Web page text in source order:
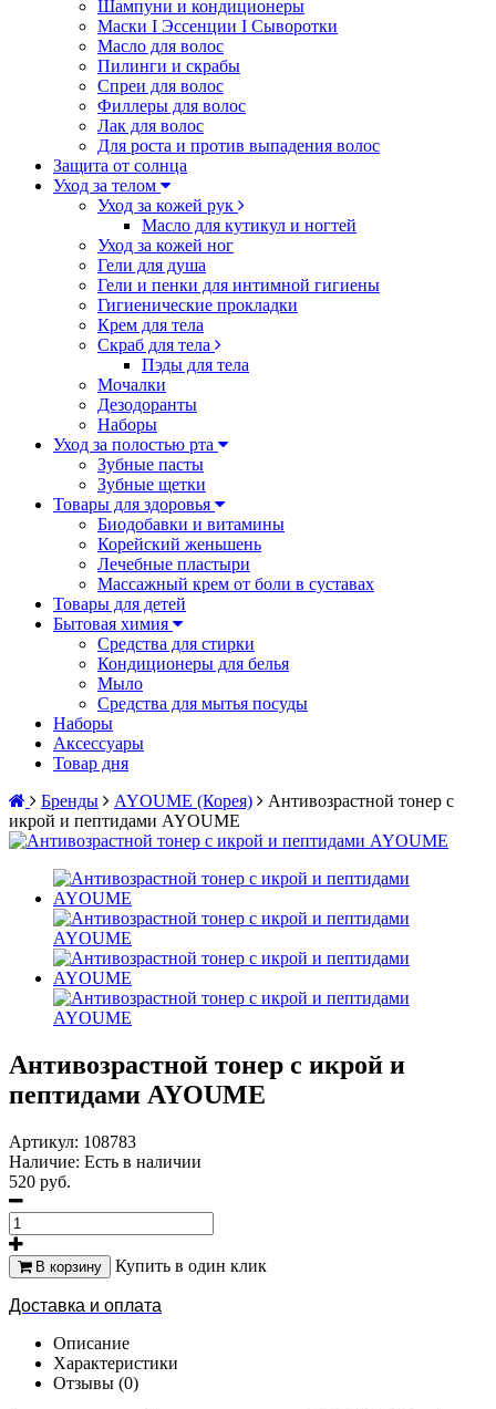
Шампуни и кондиционеры
Маски I Эссенции I Сыворотки
Масло для волос
Пилинги и скрабы
Спреи для волос
Филлеры для волос
Лак для волос
Для роста и против выпадения волос
Защита от солнца
Уход за телом
Уход за кожей рук
Масло для кутикул и ногтей
Уход за кожей ног
Гели для душа
Гели и пенки для интимной гигиены
Гигиенические прокладки
Крем для тела
Скраб для тела
Пэды для тела
Мочалки
Дезодоранты
Наборы
Уход за полостью рта
Зубные пасты
Зубные щетки
Товары для здоровья
Биодобавки и витамины
Корейский женьшень
Лечебные пластыри
Массажный крем от боли в суставах
Товары для детей
Бытовая химия
Средства для стирки
Кондиционеры для белья
Мыло
Средства для мытья посуды
Наборы
Аксессуары
Товар дня
Бренды
AYOUME (Корея)
Антивозрастной тонер с
икрой и пептидами AYOUME
Антивозрастной тонер с икрой и
пептидами AYOUME
Артикул: 108783
Наличие: Есть в наличии
520 руб.
В корзину Купить в один клик
Доставка и оплата
Описание
Характеристики
Отзывы (0)